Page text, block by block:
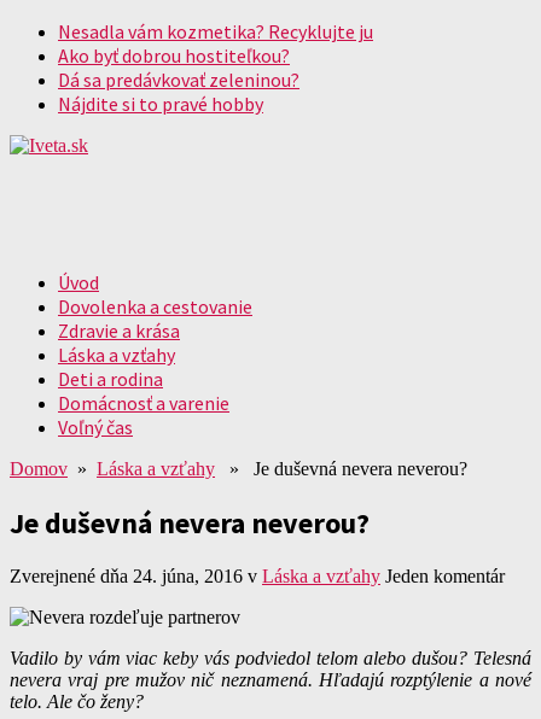
Nesadla vám kozmetika? Recyklujte ju
Ako byť dobrou hostiteľkou?
Dá sa predávkovať zeleninou?
Nájdite si to pravé hobby
Úvod
Dovolenka a cestovanie
Zdravie a krása
Láska a vzťahy
Deti a rodina
Domácnosť a varenie
Voľný čas
Domov » Láska a vzťahy » Je duševná nevera neverou?
Je duševná nevera neverou?
Zverejnené dňa 24. júna, 2016 v Láska a vzťahy Jeden komentár
Vadilo by vám viac keby vás podviedol telom alebo dušou? Telesná
nevera vraj pre mužov nič neznamená. Hľadajú rozptýlenie a nové
telo. Ale čo ženy?